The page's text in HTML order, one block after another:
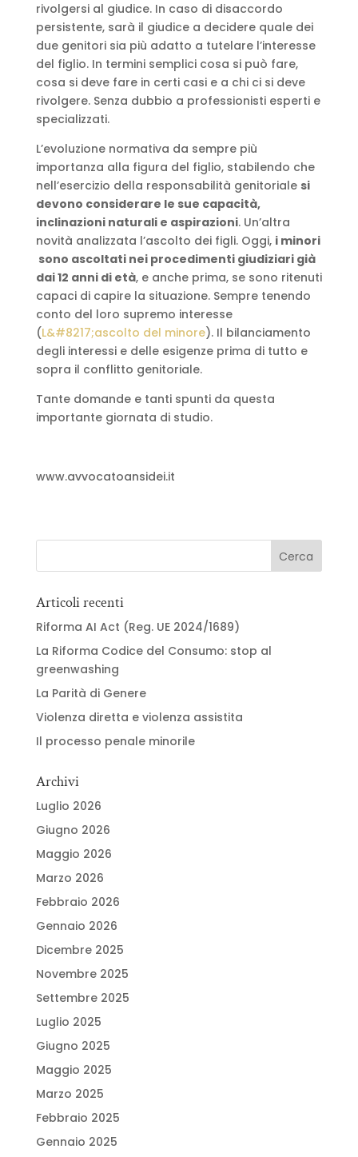
rivolgersi al giudice. In caso di disaccordo
persistente, sarà il giudice a decidere quale dei
due genitori sia più adatto a tutelare l’interesse
del figlio. In termini semplici cosa si può fare,
cosa si deve fare in certi casi e a chi ci si deve
rivolgere. Senza dubbio a professionisti esperti e
specializzati.
L’evoluzione normativa da sempre più
importanza alla figura del figlio, stabilendo che
nell’esercizio della responsabilità genitoriale si
devono considerare le sue capacità,
inclinazioni naturali e aspirazioni. Un’altra
novità analizzata l’ascolto dei figli. Oggi, i minori
sono ascoltati nei procedimenti giudiziari già
dai 12 anni di età, e anche prima, se sono ritenuti
capaci di capire la situazione. Sempre tenendo
conto del loro supremo interesse
(L&#8217;ascolto del minore). Il bilanciamento
degli interessi e delle esigenze prima di tutto e
sopra il conflitto genitoriale.
Tante domande e tanti spunti da questa
importante giornata di studio.
www.avvocatoansidei.it
Articoli recenti
Riforma AI Act (Reg. UE 2024/1689)
La Riforma Codice del Consumo: stop al
greenwashing
La Parità di Genere
Violenza diretta e violenza assistita
Il processo penale minorile
Archivi
Luglio 2026
Giugno 2026
Maggio 2026
Marzo 2026
Febbraio 2026
Gennaio 2026
Dicembre 2025
Novembre 2025
Settembre 2025
Luglio 2025
Giugno 2025
Maggio 2025
Marzo 2025
Febbraio 2025
Gennaio 2025